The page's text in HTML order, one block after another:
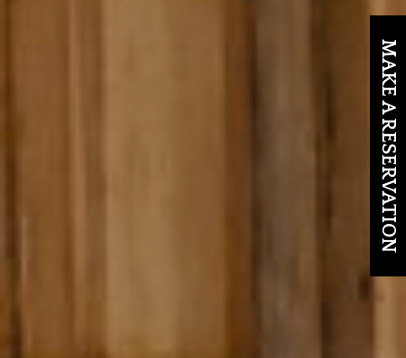
MAKE A RESERVATION